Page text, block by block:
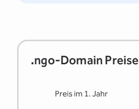
.ngo-Domain Preise
Preis im 1. Jahr